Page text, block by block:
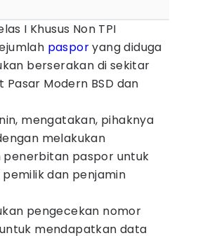
I Khusus Non TPI
pasporyang diduga
berserakan di sekitar
Pasar Modern BSD dan
mengatakan, pihaknya
melakukan
paspor untuk
dan penjamin
pengecekan nomor
mendapatkan data